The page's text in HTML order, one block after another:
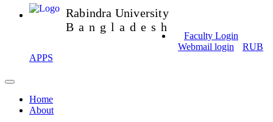
Rabindra University
Bangladesh
Faculty Login
Webmail login
RUB
APPS
Home
About